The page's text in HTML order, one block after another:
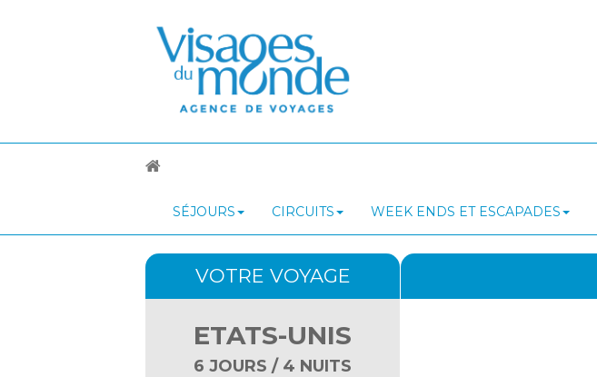
SÉJOURS CIRCUITS WEEK ENDS ET ESCAPADES
VOTRE VOYAGE
ETATS-UNIS
6 JOURS / 4 NUITS